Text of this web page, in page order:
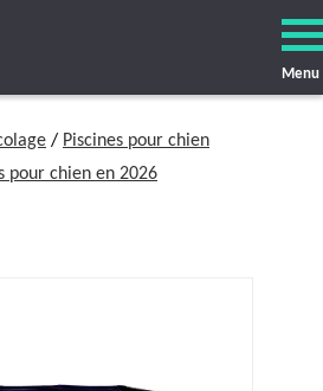
Menu
/ Piscines pour chien
pour chien en 2026